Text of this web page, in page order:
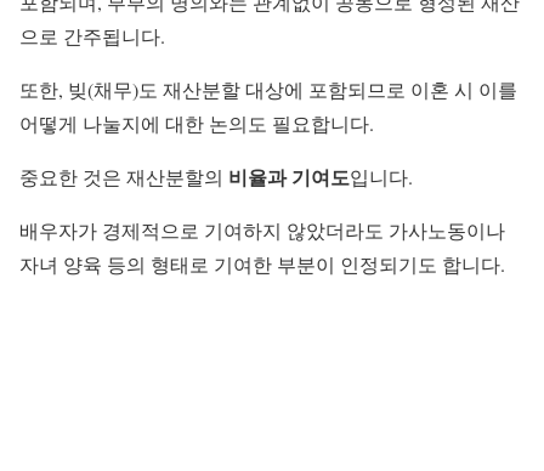
으로 간주됩니다.
또한, 빚(채무)도 재산분할 대상에 포함되므로 이혼 시 이를
어떻게 나눌지에 대한 논의도 필요합니다.
중요한 것은 재산분할의 비율과 기여도입니다.
배우자가 경제적으로 기여하지 않았더라도 가사노동이나
자녀 양육 등의 형태로 기여한 부분이 인정되기도 합니다.